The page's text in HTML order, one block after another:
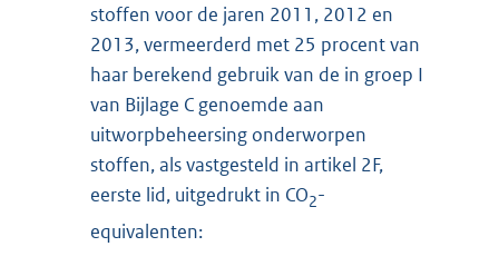
stoffen voor de jaren 2011, 2012 en
2013, vermeerderd met 25 procent van
haar berekend gebruik van de in groep I
van Bijlage C genoemde aan
uitworpbeheersing onderworpen
stoffen, als vastgesteld in artikel 2F,
eerste lid, uitgedrukt in CO2-
equivalenten: